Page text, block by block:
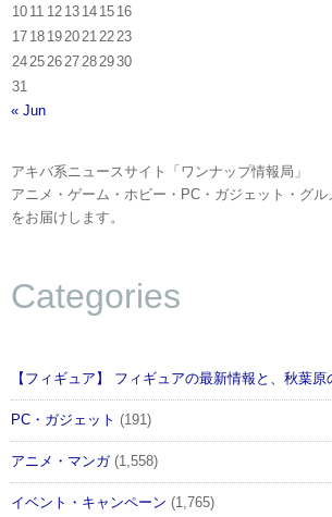
10 11 12 13 14 15 16
17 18 19 20 21 22 23
24 25 26 27 28 2930
31
« Jun
アキバ系ニュースサイト「ワンナップ情報局」
アニメ・ゲーム・ホビー・PC・ガジェット・グル
をお届けします。
Categories
【フィギュア】 フィギュアの最新情報と、秋葉
PC・ガジェット (191)
アニメ・マンガ(1,558)
イベント・キャンペーン (1,765)